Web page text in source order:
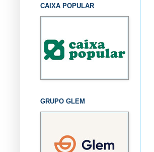
CAIXA POPULAR
GRUPO GLEM